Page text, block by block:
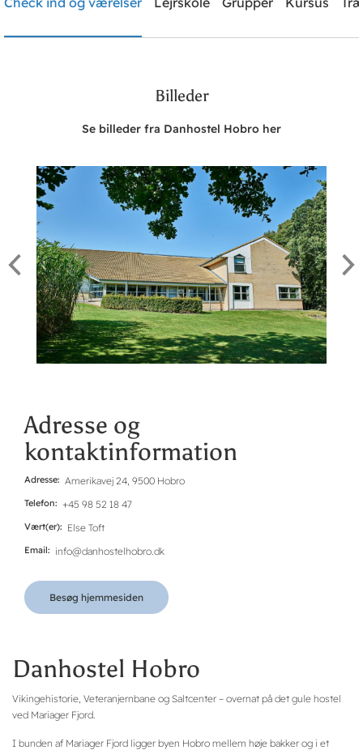
Brug for hjælp? Ring+45 98 52 18 47
Billeder
Se billeder fra Danhostel Hobro her
Adresse og
kontaktinformation
Adresse Amerikavej 24, 9500 Hobro
Telefon +45 98 52 18 47
Vært(er) Else Toft
Email info@danhostelhobro.dk
Besøg hjemmesiden
Danhostel Hobro
Vikingehistorie, Veteranjernbane og Saltcenter – overnat på det gule hostel
ved Mariager Fjord.
I bunden af Mariager Fjord ligger byen Hobro mellem høje bakker og i et